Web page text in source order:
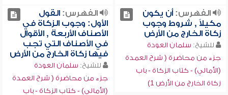
الفهرس:أن يكون
مكيلاً , شروط وجوب
زكاة الخارج من الأرض
للشيخ: سلمان العودة
جزء من محاضرة ( شرح العمدة
(الأمالي) - كتاب الزكاة - باب
زكاة الخارج من الأرض 1)
الفهرس:القول
الأول: وجوب الزكاة في
الأصناف الأربعة , الأقوال
في الأصناف التي تجب
فيها زكاة الخارج من الأرض
للشيخ: سلمان العودة
جزء من محاضرة ( شرح العمدة
(الأمالي) - كتاب الزكاة - باب